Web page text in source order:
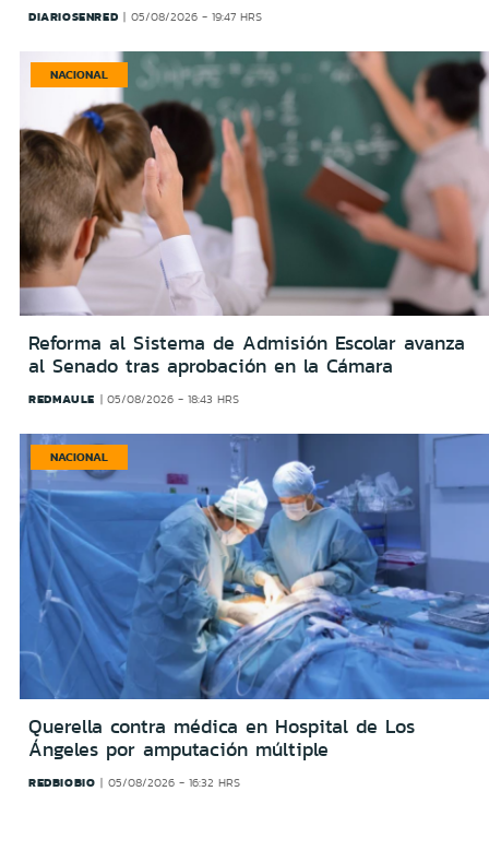
DIARIOSENRED 05/08/2026 - 19:47 HRS
NACIONAL
Reforma al Sistema de Admisión Escolar avanza
al Senado tras aprobación en la Cámara
REDMAULE 05/08/2026 - 18:43 HRS
NACIONAL
Querella contra médica en Hospital de Los
Ángeles por amputación múltiple
REDBIOBIO 05/08/2026 - 16:32 HRS